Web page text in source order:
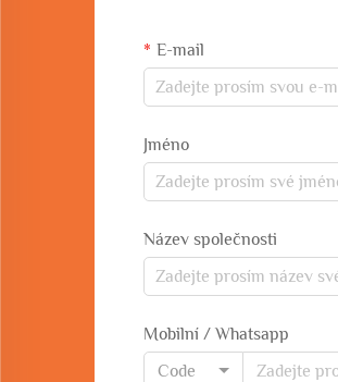
E-mail
Jméno
Název společnosti
Mobilní / Whatsapp
Code